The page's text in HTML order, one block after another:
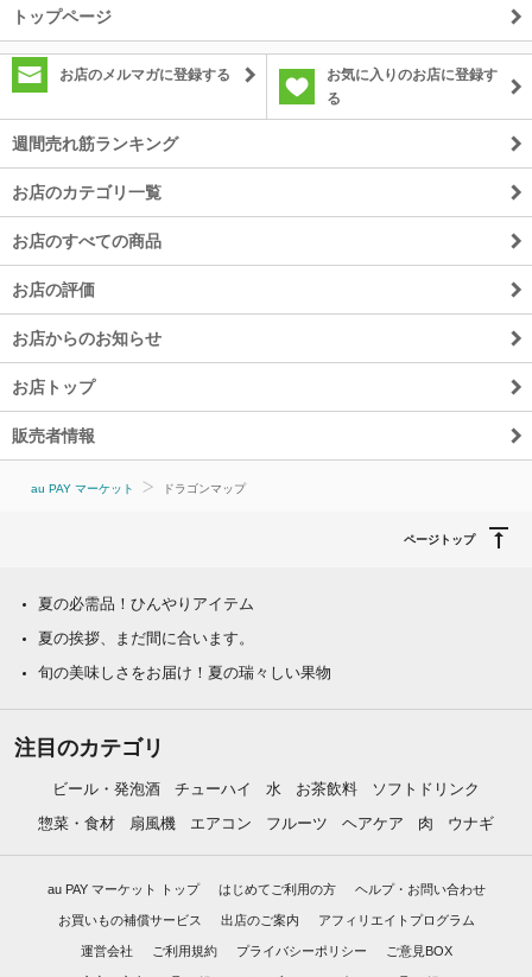
トップページ
お店のメルマガに登録する
お気に入りのお店に登録す
る
週間売れ筋ランキング
お店のカテゴリ一覧
お店のすべての商品
お店の評価
お店からのお知らせ
お店トップ
販売者情報
au PAY マーケット ドラゴンマップ
ページトップ
夏の必需品！ひんやりアイテム
夏の挨拶、まだ間に合います。
旬の美味しさをお届け！夏の瑞々しい果物
注目のカテゴリ
ビール・発泡酒 チューハイ 水 お茶飲料
ソフトドリンク
惣菜・食材
扇風機 エアコン フルーツ ヘアケア 肉 ウナギ
au PAY マーケット トップ はじめてご利用の方 ヘルプ・お問い合わせ
お買いもの補償サービス 出店のご案内 アフィリエイトプログラム
運営会社 ご利用規約 プライバシーポリシー ご意見BOX